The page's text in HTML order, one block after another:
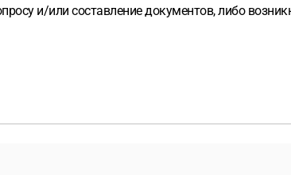
и/или составление документов, либо